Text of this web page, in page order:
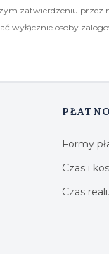
zatwierdzeniu
wyłącznie osoby
Formy
Czas i
Czas